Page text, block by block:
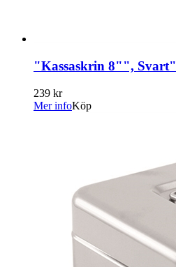
"Kassaskrin 8"", Svart"
239 kr
Mer infoKöp